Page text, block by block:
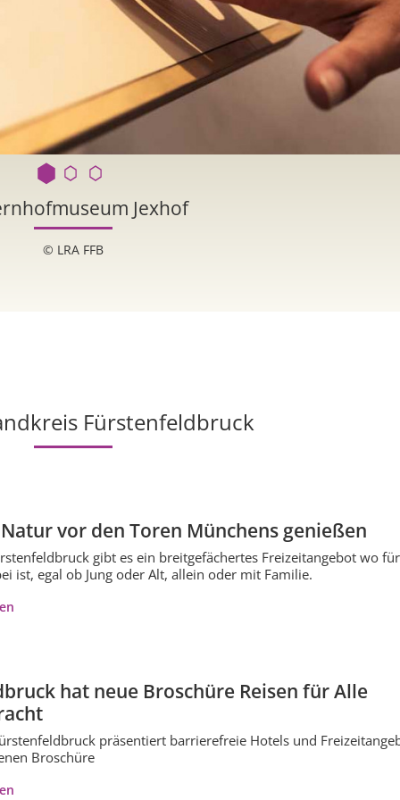
Jexhof
© LRA FFB
Fürstenfeldbruck
vor den Toren Münchens genießen
gibt es ein breitgefächertes Freizeitangebot wo für
ist, egal ob Jung oder Alt, allein oder mit Familie.
hat neue Broschüre Reisen für Alle
präsentiert barrierefreie Hotels und
Broschüre